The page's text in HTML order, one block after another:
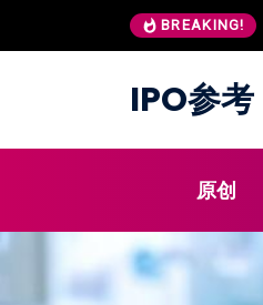
BREAKING!
IPO参考
原创